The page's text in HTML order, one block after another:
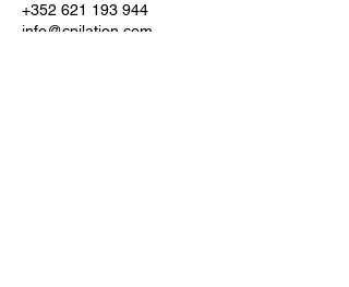
+352 621 193 944
info@cpilation.com